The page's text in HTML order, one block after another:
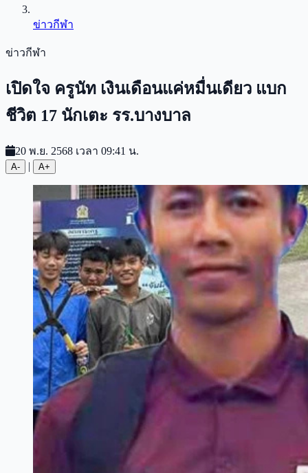
ข่าวกีฬา
ข่าวกีฬา
เปิดใจ ครูนัท เงินเดือนแค่หมื่นเดียว แบก
ชีวิต 17 นักเตะ รร.บางบาล
20 พ.ย. 2568 เวลา 09:41 น.
A- | A+